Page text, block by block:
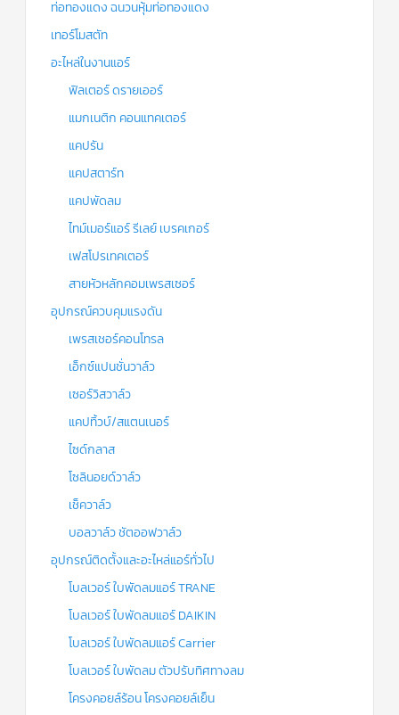
ท่อทองแดง ฉนวนหุ้มท่อทองแดง
เทอร์โมสตัท
อะไหล่ในงานแอร์
ฟิลเตอร์ ดรายเออร์
แมกเนติก คอนแทคเตอร์
แคปรัน
แคปสตาร์ท
แคปพัดลม
ไทม์เมอร์แอร์ รีเลย์ เบรคเกอร์
เฟสโปรเทคเตอร์
สายหัวหลักคอมเพรสเซอร์
อุปกรณ์ควบคุมแรงดัน
เพรสเชอร์คอนโทรล
เอ็กซ์แปนชั่นวาล์ว
เซอร์วิสวาล์ว
แคปทิ้วบ์/สแตนเนอร์
ไซด์กลาส
โซลินอยด์วาล์ว
เช็ควาล์ว
บอลวาล์ว ชัตออฟวาล์ว
อุปกรณ์ติดตั้งและอะไหล่แอร์ทั่วไป
โบลเวอร์ ใบพัดลมแอร์ TRANE
โบลเวอร์ ใบพัดลมแอร์ DAIKIN
โบลเวอร์ ใบพัดลมแอร์ Carrier
โบลเวอร์ ใบพัดลม ตัวปรับทิศทางลม
โครงคอยล์ร้อน โครงคอยล์เย็น